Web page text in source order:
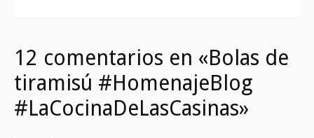
12 comentarios en «Bolas de
tiramisú #HomenajeBlog
#LaCocinaDeLasCasinas»